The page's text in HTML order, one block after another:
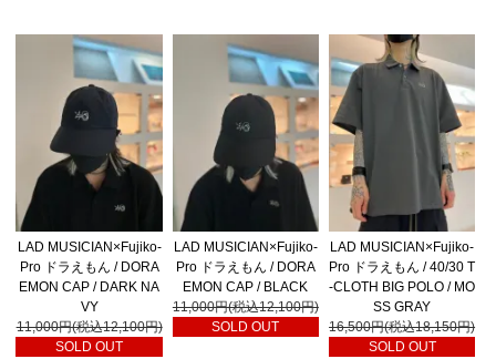
LAD MUSICIAN×Fujiko-
Pro ドラえもん / DORA
EMON CAP / DARK NA
VY
11,000円(税込12,100円)
SOLD OUT
LAD MUSICIAN×Fujiko-
Pro ドラえもん / DORA
EMON CAP / BLACK
11,000円(税込12,100円)
SOLD OUT
LAD MUSICIAN×Fujiko-
Pro ドラえもん / 40/30 T
-CLOTH BIG POLO / MO
SS GRAY
16,500円(税込18,150円)
SOLD OUT